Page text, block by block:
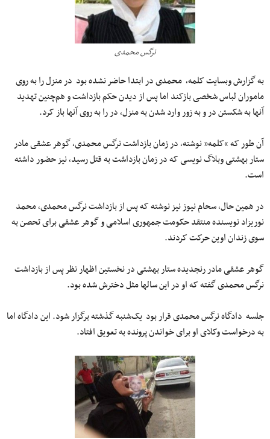
نرگس محمدی
به گزارش وبسایت کلمه٬‌ محمدی در ابتدا حاضر نشده بود در منزل را به روی
ماموران لباس شخصی بازکند اما پس از دیدن حکم بازداشت و هم‌چنین تهدید
آنها به شکستن در و به زور وارد شدن به منزل٬‌ در را به روی آنها باز کرد.
آن طور که “کلمه” نوشته٬‌ در زمان بازداشت نرگس محمدی٬‌ گوهر عشقی مادر
ستار بهشتی وبلاگ نویسی که در زمان بازداشت به قتل رسید٬‌ نیز حضور داشته
است.
در همین حال٬ سحام نیوز نیز نوشته که پس از بازداشت نرگس محمدی٬ محمد
نوریزاد نویسنده منتقد حکومت جمهوری اسلامی و گوهر عشقی برای تحصن به
سوی زندان اوین حرکت کردند.
گوهر عشقی مادر رنجدیده ستار بهشتی در نخستین اظهار نظر پس از بازداشت
نرگس محمدی گفته که او در این سالها مثل دخترش شده بود.
جلسه دادگاه نرگس محمدی قرار بود یک‌شنبه گذشته برگزار شود. این دادگاه اما
به درخواست وکلای او برای خواندن پرونده به تعویق افتاد.